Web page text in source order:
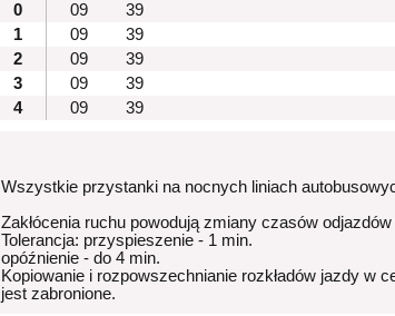
0
09
39
1
09
39
2
09
39
3
09
39
4
09 39
Wszystkie przystanki na nocnych liniach
Zakłócenia ruchu powodują zmiany czasów odjazdów
Tolerancja: przyspieszenie - 1 min.
opóźnienie - do 4 min.
Kopiowanie i rozpowszechnianie rozkładów jazdy w
jest zabronione.